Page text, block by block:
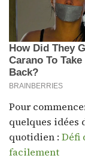
Pour
quelques idées
quotidien : Défi
facilement